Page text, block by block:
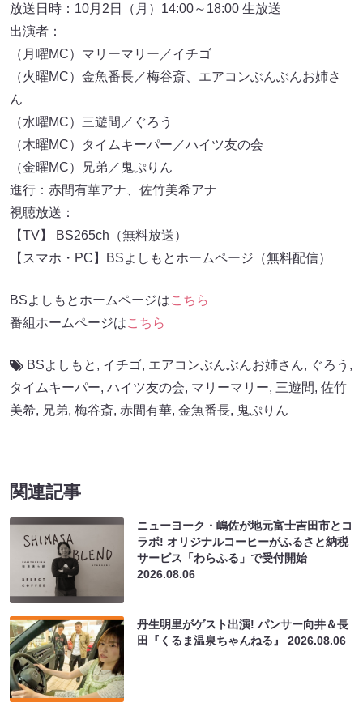
放送日時：10月2日（月）14:00～18:00 生放送
出演者：
（月曜MC）マリーマリー／イチゴ
（火曜MC）金魚番長／梅谷斎、エアコンぶんぶんお姉さ
ん
（水曜MC）三遊間／ぐろう
（木曜MC）タイムキーパー／ハイツ友の会
（金曜MC）兄弟／鬼ぷりん
進行：赤間有華アナ、佐竹美希アナ
視聴放送：
【TV】 BS265ch（無料放送）
【スマホ・PC】BSよしもとホームページ（無料配信）
BSよしもとホームページはこちら
番組ホームページはこちら
BSよしもと , イチゴ, エアコンぶんぶんお姉さん, ぐろう ,
タイムキーパー, ハイツ友の会, マリーマリー, 三遊間, 佐竹
美希, 兄弟, 梅谷斎, 赤間有華, 金魚番長, 鬼ぷりん
関連記事
ニューヨーク・嶋佐が地元富士吉田市とコ
ラボ! オリジナルコーヒーがふるさと納税
サービス「わらふる」で受付開始
2026.08.06
丹生明里がゲスト出演! パンサー向井＆長
田『くるま温泉ちゃんねる』2026.08.06